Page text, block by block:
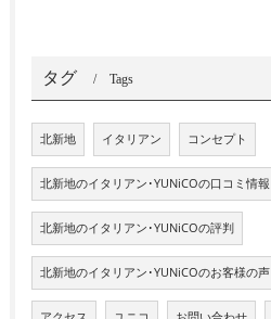
タグ Tags
北新地 イタリアン コンセプト
北新地のイタリアン･YUNiCOの口コミ情報
北新地のイタリアン･YUNiCOの評判
北新地のイタリアン･YUNiCOのお客様の声